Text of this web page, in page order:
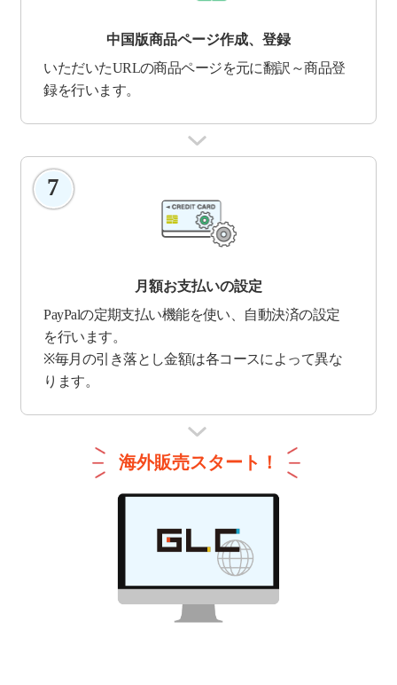
中国版商品ページ作成、登録
いただいたURLの商品ページを元に翻訳～商品登
録を行います。
7
月額お支払いの設定
PayPalの定期支払い機能を使い、自動決済の設定
を行います。
※毎月の引き落とし金額は各コースによって異な
ります。
海外販売スタート！